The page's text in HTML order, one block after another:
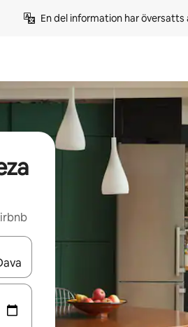
En del information har
upp- och nedåtpilarna eller